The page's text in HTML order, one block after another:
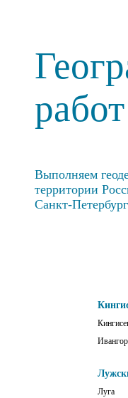
работ
Выполняем
территории
Санкт-
Луга